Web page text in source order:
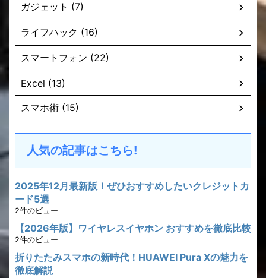
ガジェット (7)
ライフハック (16)
スマートフォン (22)
Excel (13)
スマホ術 (15)
人気の記事はこちら!
2025年12月最新版！ぜひおすすめしたいクレジットカ
ード5選
2件のビュー
【2026年版】ワイヤレスイヤホン おすすめを徹底比較
2件のビュー
折りたたみスマホの新時代！HUAWEI Pura Xの魅力を
徹底解説